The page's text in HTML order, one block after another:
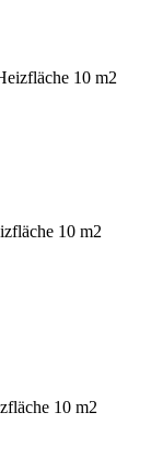
10 m2
10 m2
10 m2